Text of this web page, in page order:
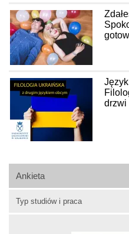
Ankieta
Typ studiów i praca
drzwi